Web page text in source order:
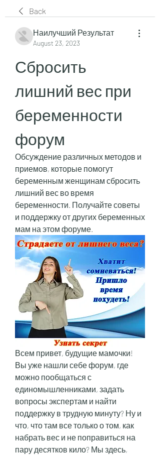
Back
Наилучший Результат
August 23, 2023
Сбросить
лишний вес при
беременности
форум
Обсуждение различных методов и
приемов, которые помогут
беременным женщинам сбросить
лишний вес во время
беременности. Получайте советы
и поддержку от других беременных
мам на этом форуме.
Всем привет, будущие мамочки!
Вы уже нашли себе форум, где
можно пообщаться с
единомышленниками, задать
вопросы экспертам и найти
поддержку в трудную минуту? Ну и
что, что там все только о том, как
набрать вес и не поправиться на
пару десятков кило? Мы здесь,